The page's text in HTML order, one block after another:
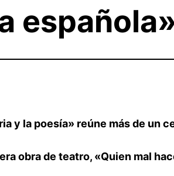
y la poesía» reúne más de
obra de teatro, «Quien mal